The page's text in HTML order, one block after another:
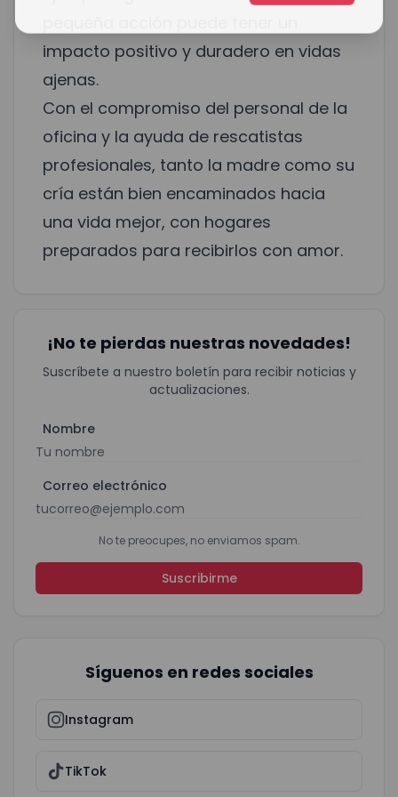
impacto positivo y duradero en vidas
ajenas.
Con el compromiso del personal de la
oficina y la ayuda de rescatistas
profesionales, tanto la madre como su
cría están bien encaminados hacia
una vida mejor, con hogares
preparados para recibirlos con amor.
¡No te pierdas nuestras novedades!
Suscríbete a nuestro boletín para recibir noticias y
actualizaciones.
Nombre
Correo electrónico
No te preocupes, no enviamos spam.
Suscribirme
Síguenos en redes sociales
Instagram
TikTok